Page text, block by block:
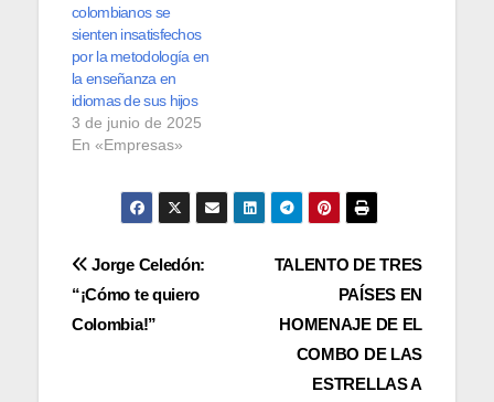
colombianos se
sienten insatisfechos
por la metodología en
la enseñanza en
idiomas de sus hijos
3 de junio de 2025
En «Empresas»
Navegación
de
TALENTO DE TRES
PAÍSES EN
HOMENAJE DE EL
COMBO DE LAS
ESTRELLAS A
Jorge Celedón:
“¡Cómo te quiero
Colombia!”